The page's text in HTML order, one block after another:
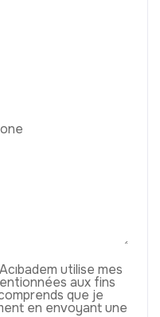
utilise mes
aux fins
que je
en envoyant une